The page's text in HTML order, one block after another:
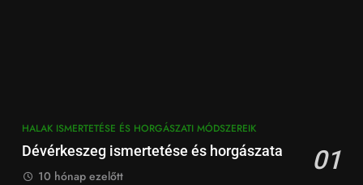
HALAK ISMERTETÉSE ÉS HORGÁSZATI MÓDSZEREIK
Dévérkeszeg ismertetése és horgászata 01
10 hónap ezelőtt